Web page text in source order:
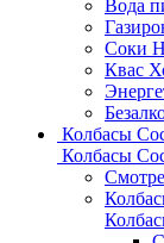
Вода
Соки
Квас
Колбасы
Колбасы